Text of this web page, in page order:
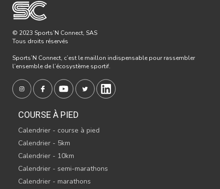
© 2023 Sports’N Connect, SAS
Tous droits réservés
Sports’N Connect, c’est le maillon indispensable pour rassembler
l’ensemble de l’écosystème sportif.
COURSE À PIED
Calendrier - course à pied
Calendrier - 5km
Calendrier - 10km
Calendrier - semi-marathons
Calendrier - marathons